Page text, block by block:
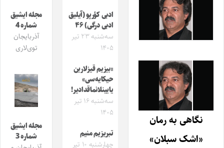
نگاهی به رمان
«اشک سبلان»
ادبی کؤرپو (آیلیق
ادبی درگی) ۴۶
سه‌شنبه ۲۳ تیر
۱۴۰۵
«بیزیم قیزلارین
حیکایه‌سی»
یایینلانماقدادیر!
سه‌شنبه ۱۶ تیر
۱۴۰۵
تبریزیم منیم
چهارشنبه ۱۰ تیر
مجله ایشیق
شماره 4
آذربایجان
توی‌لاری
مجله ایشیق
شماره 3